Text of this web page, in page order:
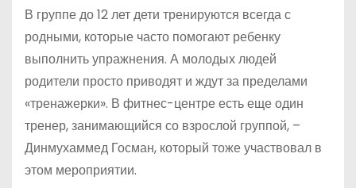
В группе до 12 лет дети тренируются всегда с
родными, которые часто помогают ребенку
выполнить упражнения. А молодых людей
родители просто приводят и ждут за пределами
«тренажерки». В фитнес-центре есть еще один
тренер, занимающийся со взрослой группой, –
Динмухаммед Госман, который тоже участвовал в
этом мероприятии.